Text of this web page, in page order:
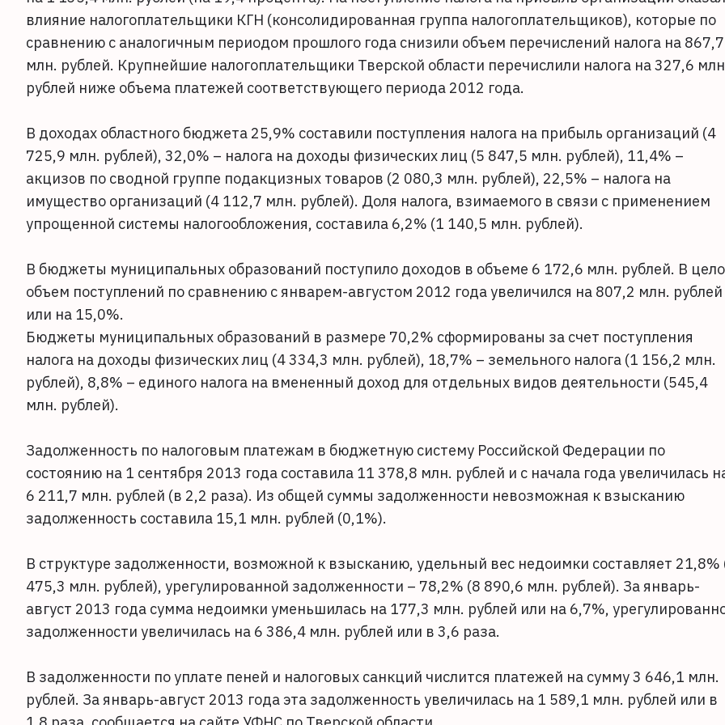
влияние налогоплательщики КГН (консолидированная группа налогоплательщиков), которые по
сравнению с аналогичным периодом прошлого года снизили объем перечислений налога на 867,7
млн. рублей. Крупнейшие налогоплательщики Тверской области перечислили налога на 327,6
рублей ниже объема платежей соответствующего периода 2012 года.
В доходах областного бюджета 25,9% составили поступления налога на прибыль организаций (4
725,9 млн. рублей), 32,0% – налога на доходы физических лиц (5 847,5 млн. рублей), 11,4% –
акцизов по сводной группе подакцизных товаров (2 080,3 млн. рублей), 22,5% – налога на
имущество организаций (4 112,7 млн. рублей). Доля налога, взимаемого в связи с применением
упрощенной системы налогообложения, составила 6,2% (1 140,5 млн. рублей).
В бюджеты муниципальных образований поступило доходов в объеме 6 172,6 млн. рублей. В
объем поступлений по сравнению с январем-августом 2012 года увеличился на 807,2 млн. рублей
или на 15,0%.
Бюджеты муниципальных образований в размере 70,2% сформированы за счет поступления
налога на доходы физических лиц (4 334,3 млн. рублей), 18,7% – земельного налога (1 156,2 млн.
рублей), 8,8% – единого налога на вмененный доход для отдельных видов деятельности (545,4
млн. рублей).
Задолженность по налоговым платежам в бюджетную систему Российской Федерации по
состоянию на 1 сентября 2013 года составила 11 378,8 млн. рублей и с начала года увеличилась
6 211,7 млн. рублей (в 2,2 раза). Из общей суммы задолженности невозможная к взысканию
задолженность составила 15,1 млн. рублей (0,1%).
В структуре задолженности, возможной к взысканию, удельный вес недоимки составляет 21,8%
475,3 млн. рублей), урегулированной задолженности – 78,2% (8 890,6 млн. рублей). За январь-
август 2013 года сумма недоимки уменьшилась на 177,3 млн. рублей или на 6,7%,
задолженности увеличилась на 6 386,4 млн. рублей или в 3,6 раза.
В задолженности по уплате пеней и налоговых санкций числится платежей на сумму 3 646,1 млн.
рублей. За январь-август 2013 года эта задолженность увеличилась на 1 589,1 млн. рублей или в